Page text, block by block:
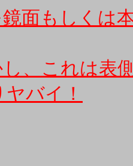
面もしくは
し、これは表
バイ！